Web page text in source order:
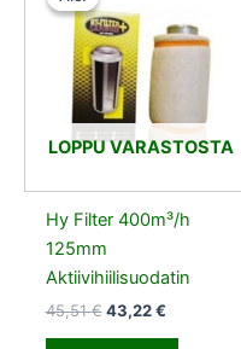
LOPPU VARASTOSTA
Hy Filter 400m³/h
125mm
Aktiivihiilisuodatin
45,51€
oli:
45,51 €.
43,22€
43,22 €.